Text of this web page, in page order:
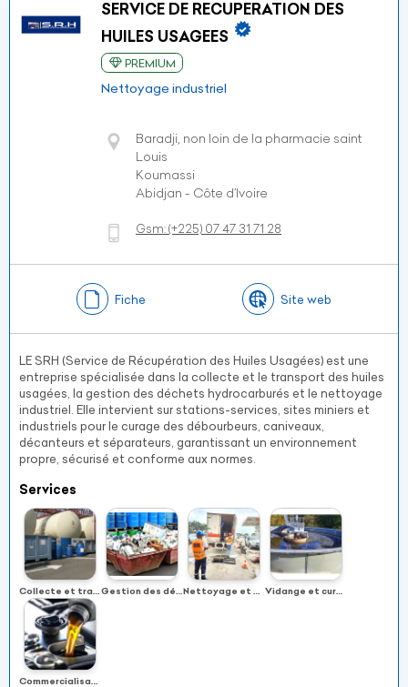
SERVICE DE RECUPERATION DES
HUILES USAGEES
PREMIUM
Nettoyage industriel
Baradji, non loin de la pharmacie saint
Louis
Koumassi
Abidjan - Côte d’Ivoire
Gsm:(+225) 07 47 31 71 28
Fiche Site web
LE SRH (Service de Récupération des Huiles Usagées) est une
entreprise spécialisée dans la collecte et le transport des huiles
usagées, la gestion des déchets hydrocarburés et le nettoyage
industriel. Elle intervient sur stations-services, sites miniers et
industriels pour le curage des débourbeurs, caniveaux,
décanteurs et séparateurs, garantissant un environnement
propre, sécurisé et conforme aux normes.
Services
Collecte et transport d’huiles usagées Gestion des déchets solides Nettoyage et curage industriel Vidange et curage d’ouvrages industriels
Commercialisation de lubrifiants